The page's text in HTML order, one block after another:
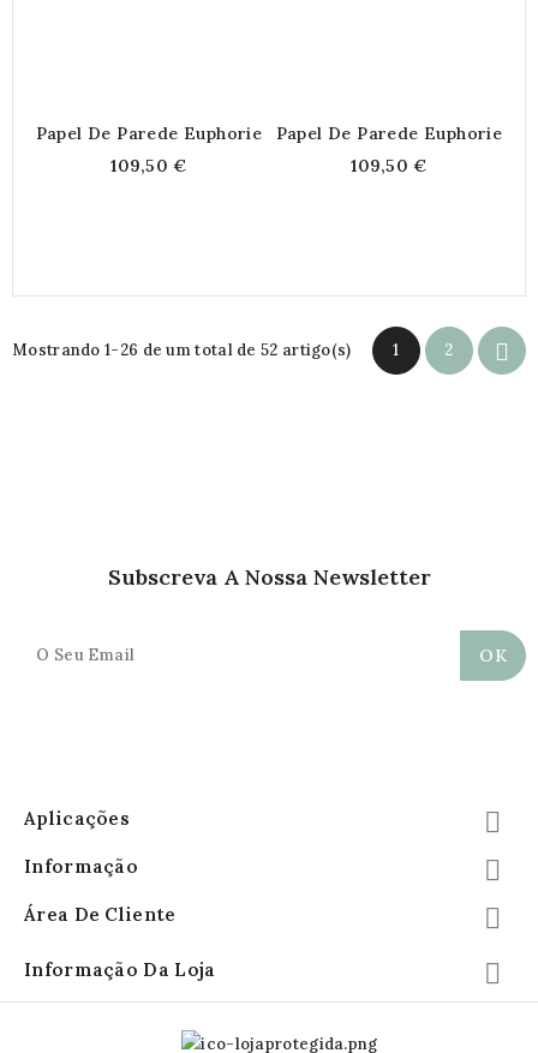
Papel De Parede Euphorie
109,50 €
Papel De Parede Euphorie
109,50 €
Mostrando 1-26 de um total de 52 artigo(s) 1 2 
Subscreva A Nossa Newsletter
Aplicações 
Informação 
Área De Cliente 
Informação Da Loja 